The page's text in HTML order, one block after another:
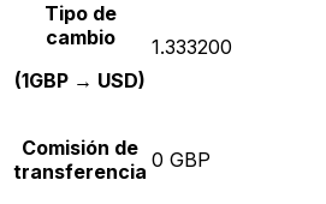
Tipo de
cambio
(1GBP → USD)
1.333200
Comisión de
transferencia 0 GBP